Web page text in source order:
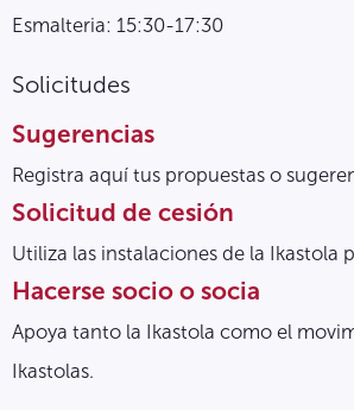
Esmalteria: 15:30-17:30
Solicitudes
Sugerencias
Registra aquí tus propuestas o
Solicitud de cesión
Utiliza las instalaciones de la Ikastola
Hacerse socio o socia
Apoya tanto la Ikastola como el
Ikastolas.